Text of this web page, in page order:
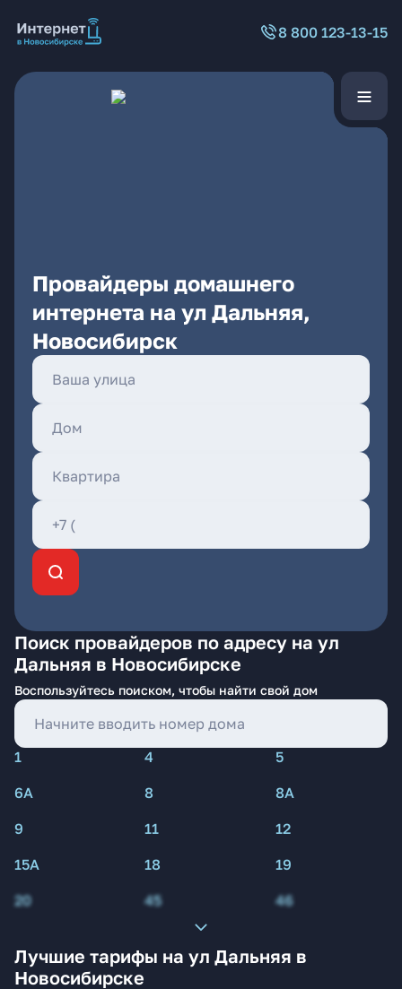
8 800 123-13-15
Провайдеры домашнего
интернета на ул Дальняя,
Новосибирск
Поиск провайдеров по адресу на ул
Дальняя в Новосибирске
Воспользуйтесь поиском, чтобы найти свой дом
1 4
5
6А
8
8А
9
11
12
15А
18
19
20
45 46
Лучшие тарифы на ул Дальняя в
Новосибирске